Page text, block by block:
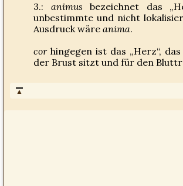
3.: animus bezeichnet das
unbestimmte und nicht
Ausdruck wäre anima.
corhingegen ist das „Herz“,
der Brust sitzt und für den
▲